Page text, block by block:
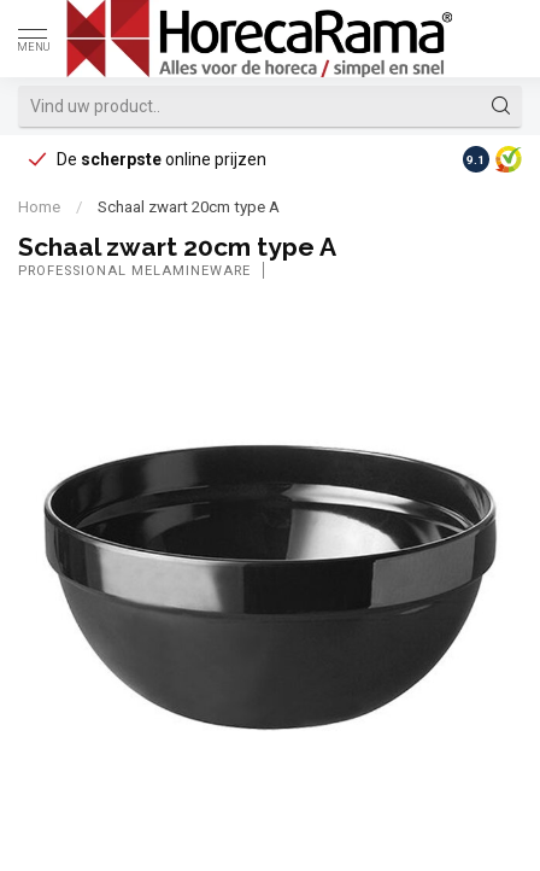
MENU
De scherpsteonline prijzen Op
9.1
Home / Schaal zwart 20cm type A
Schaal zwart 20cm type A
PROFESSIONAL MELAMINEWARE